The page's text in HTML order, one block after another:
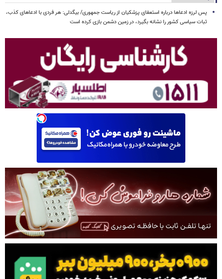
پس لرزه ادعاها درباره استعفای پزشکیان از ریاست جمهوری/ بیگدلی: هر فردی با ادعاهای کذب،
ثبات سیاسی کشور را نشانه بگیرد، در زمین دشمن بازی کرده است